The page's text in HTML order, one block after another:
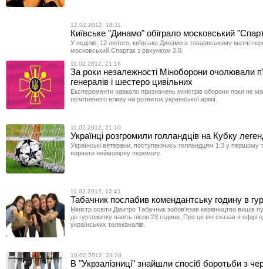
12.02.2012, 18:11
Київське "Динамо" обіграло московський
У неділю, 12 лютого, київське Динамо в товариському матчі
московський Спартак з рахунком 2:0.
11.02.2012, 21:16
За роки незалежності Міноборони очолювали
генералів і шестеро цивільних
Експеременти навколо призначень міністрів оборони поки не
позитивного вливу на розвиток української армії.
11.02.2012, 21:10
Українці розгромили голландців на Кубку
Українські ветерани, поступаючись голландцям 1:3 у першому
вирвати неймовірну перемогу.
11.02.2012, 12:41
Табачник послабив комендантську годину в
Міністр освіти Дмитро Табачник зобов'язав керівництво вишів
до гуртожитку навіть після 23 години. Про це він сказав в ефірі
українських телеканалів.
10.02.2012, 23:28
В "Укрзалізниці" знайшли спосіб боротьби з